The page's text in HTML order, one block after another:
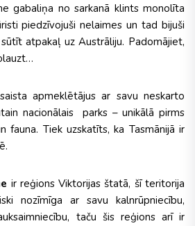
gabaliņa no sarkanā klints monolīta
piedzīvojuši nelaimes un tad bijuši
atpakaļ uz Austrāliju. Padomājiet,
apmeklētājus ar savu neskarto
nacionālais parks – unikālā pirms
fauna. Tiek uzskatīts, ka Tasmānijā ir
ir reģions Viktorijas štatā, šī teritorija
nozīmīga ar savu kalnrūpniecību,
taču šis reģions arī ir